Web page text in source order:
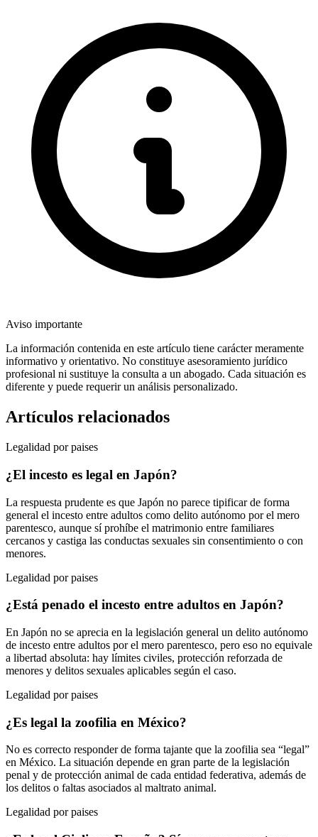
Aviso importante
La información contenida en este artículo tiene carácter meramente
informativo y orientativo. No constituye asesoramiento jurídico
profesional ni sustituye la consulta a un abogado. Cada situación es
diferente y puede requerir un análisis personalizado.
Artículos relacionados
Legalidad por paises
¿El incesto es legal en Japón?
La respuesta prudente es que Japón no parece tipificar de forma
general el incesto entre adultos como delito autónomo por el mero
parentesco, aunque sí prohíbe el matrimonio entre familiares
cercanos y castiga las conductas sexuales sin consentimiento o con
menores.
Legalidad por paises
¿Está penado el incesto entre adultos en Japón?
En Japón no se aprecia en la legislación general un delito autónomo
de incesto entre adultos por el mero parentesco, pero eso no equivale
a libertad absoluta: hay límites civiles, protección reforzada de
menores y delitos sexuales aplicables según el caso.
Legalidad por paises
¿Es legal la zoofilia en México?
No es correcto responder de forma tajante que la zoofilia sea “legal”
en México. La situación depende en gran parte de la legislación
penal y de protección animal de cada entidad federativa, además de
los delitos o faltas asociados al maltrato animal.
Legalidad por paises